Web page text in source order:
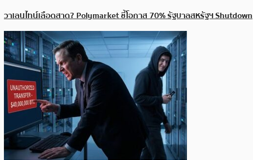
วาเลนไทน์เลือดสาด? Polymarket ชี้โอกาส 70% รัฐบาลสหรัฐฯ Shutdown